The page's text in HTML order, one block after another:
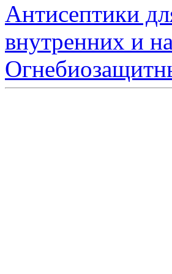
Антисептики
внутренних и